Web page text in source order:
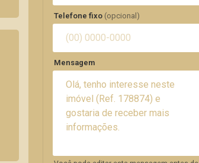
Telefone fixo (opcional)
Mensagem